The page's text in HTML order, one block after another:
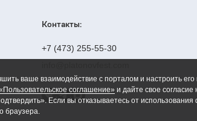
Контакты:
+7 (473) 255-55-30
ваше взаимодействие с порталом и настроить его
соглашение» и дайте свое согласие
Если вы отказываетесь от
браузера.